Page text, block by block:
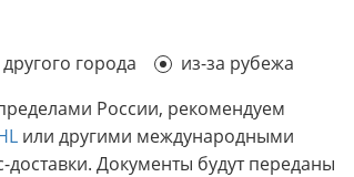
города
из-за рубежа
России, рекомендуем
или другими международными
доставки. Документы будут переданы